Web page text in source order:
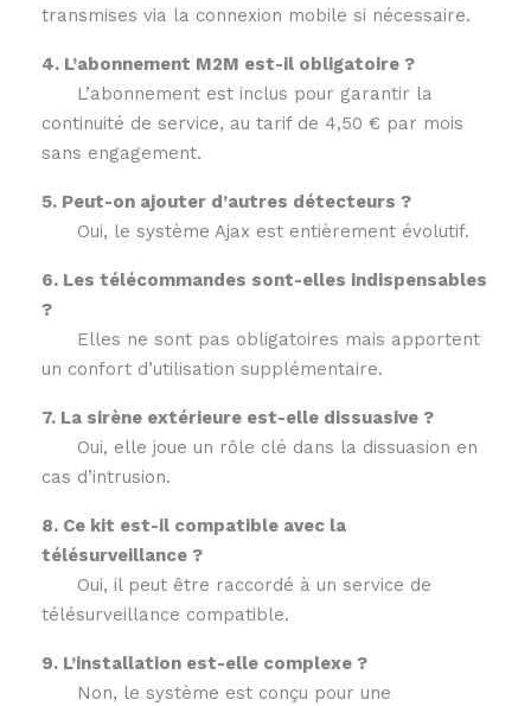
transmises via la connexion mobile si nécessaire.
4. L’abonnement M2M est-il obligatoire ?
L’abonnement est inclus pour garantir la
continuité de service, au tarif de 4,50 € par mois
sans engagement.
5. Peut-on ajouter d’autres détecteurs ?
Oui, le système Ajax est entièrement évolutif.
6. Les télécommandes sont-elles indispensables
?
Elles ne sont pas obligatoires mais apportent
un confort d’utilisation supplémentaire.
7. La sirène extérieure est-elle dissuasive ?
Oui, elle joue un rôle clé dans la dissuasion en
cas d’intrusion.
8. Ce kit est-il compatible avec la
télésurveillance ?
Oui, il peut être raccordé à un service de
télésurveillance compatible.
9. L’installation est-elle complexe ?
Non, le système est conçu pour une